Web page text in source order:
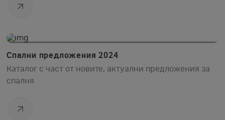
Спални предложения 2024
Каталог с част от новите, актуални предложения за
спалня